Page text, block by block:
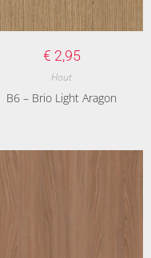
€ 2,95
Hout
B6 – Brio Light Aragon